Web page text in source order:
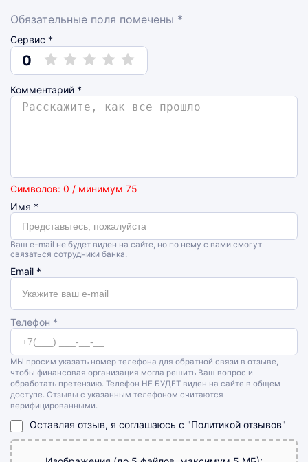
Обязательные поля помечены *
Сервис *
0
Комментарий *
Символов: 0 / минимум 75
Имя *
Ваш e-mail не будет виден на сайте, но по нему с вами смогут
связаться сотрудники банка.
Email *
Телефон *
МЫ просим указать номер телефона для обратной связи в отзыве,
чтобы финансовая организация могла решить Ваш вопрос и
обработать претензию. Телефон НЕ БУДЕТ виден на сайте в общем
доступе. Отзывы с указанным телефоном считаются
верифицированными.
Оставляя отзыв, я соглашаюсь с "Политикой отзывов"